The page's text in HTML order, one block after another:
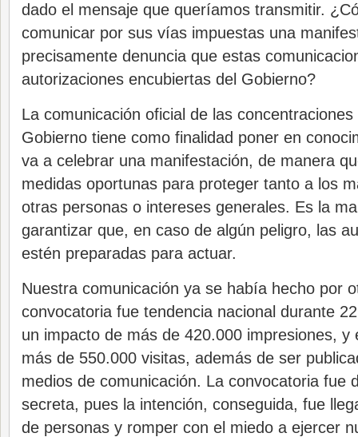
dado el mensaje que queríamos transmitir.
comunicar por sus vías impuestas una
precisamente denuncia que estas
autorizaciones encubiertas del Gobierno?
La comunicación oficial de las
Gobierno tiene como finalidad poner en
va a celebrar una manifestación, de manera
medidas oportunas para proteger tanto a los
otras personas o intereses generales. Es la
garantizar que, en caso de algún peligro, las
estén preparadas para actuar.
Nuestra comunicación ya se había hecho por
convocatoria fue tendencia nacional durante
un impacto de más de 420.000 impresiones, y
más de 550.000 visitas, además de ser
medios de comunicación. La convocatoria fue
secreta, pues la intención, conseguida, fue
de personas y romper con el miedo a ejercer